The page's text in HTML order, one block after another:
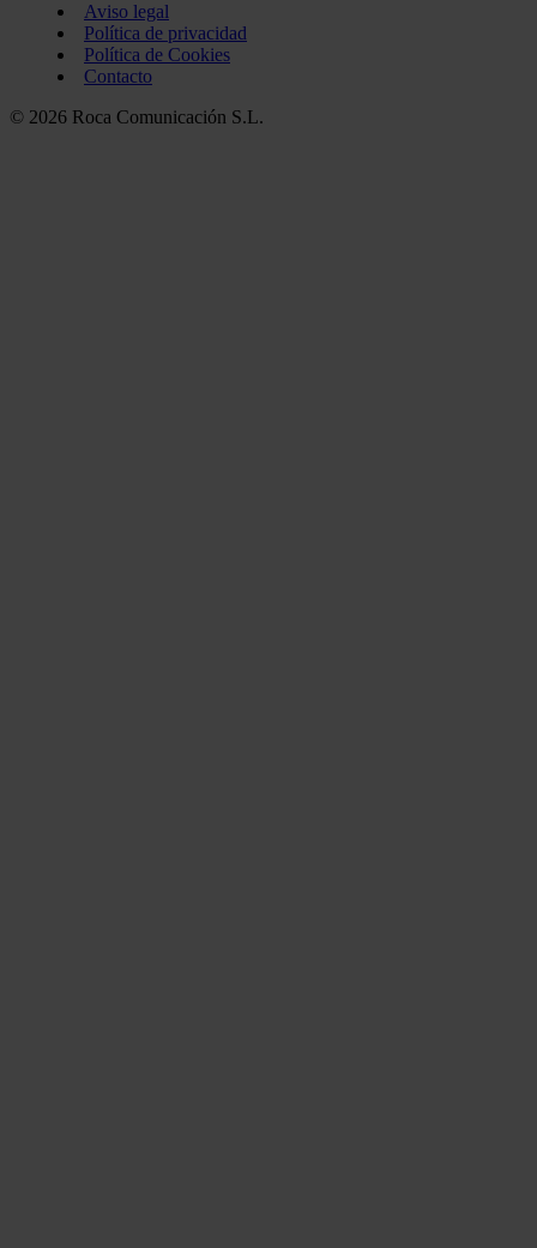
Aviso legal
Política de privacidad
Política de Cookies
Contacto
© 2026 Roca Comunicación S.L.